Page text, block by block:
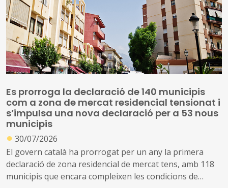
Es prorroga la declaració de 140 municipis
com a zona de mercat residencial tensionat i
s’impulsa una nova declaració per a 53 nous
municipis
● 30/07/2026
El govern català ha prorrogat per un any la primera
declaració de zona residencial de mercat tens, amb 118
municipis que encara compleixen les condicions de